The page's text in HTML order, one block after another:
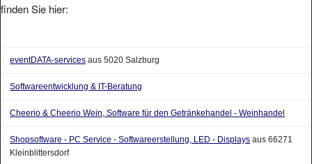
finden Sie hier:
eventDATA-services aus 5020 Salzburg
Softwareentwicklung & IT-Beratung
Cheerio & Cheerio Wein, Software für den Getränkehandel - Weinhandel
Shopsoftware - PC Service - Softwareerstellung, LED - Displays aus 66271
Kleinblittersdorf